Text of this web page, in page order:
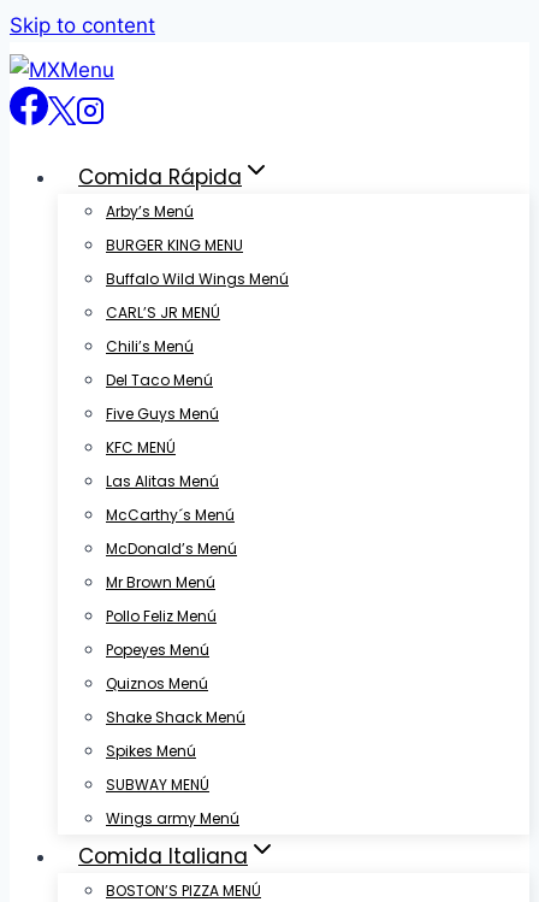
Skip to content
Comida Rápida
Arby’s Menú
BURGER KING MENU
Buffalo Wild Wings Menú
CARL’S JR MENÚ
Chili’s Menú
Del Taco Menú
Five Guys Menú
KFC MENÚ
Las Alitas Menú
McCarthy´s Menú
McDonald’s Menú
Mr Brown Menú
Pollo Feliz Menú
Popeyes Menú
Quiznos Menú
Shake Shack Menú
Spikes Menú
SUBWAY MENÚ
Wings army Menú
Comida Italiana
BOSTON’S PIZZA MENÚ